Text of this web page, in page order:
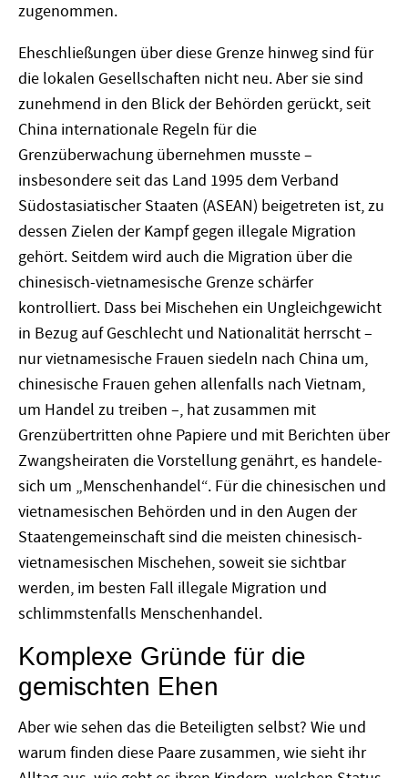
zugenommen.
Eheschließungen über diese Grenze hinweg sind für
die lokalen Gesellschaften nicht neu. Aber sie sind
zunehmend in den Blick der Behörden gerückt, seit
China internationale Regeln für die
Grenzüberwachung übernehmen musste –
insbesondere seit das Land 1995 dem Verband
Südost­asiatischer Staaten (ASEAN) beigetreten ist, zu
dessen Zielen der Kampf gegen illegale Migration
gehört. Seitdem wird auch die Migration über die
chinesisch-vietnamesische Grenze schärfer
kontrolliert. Dass bei Mischehen ein Ungleichgewicht
in Bezug auf Geschlecht und Nationalität herrscht –
nur vietnamesische Frauen siedeln nach China um,
chinesische Frauen gehen allenfalls nach Vietnam,
um Handel zu treiben –, hat zusammen mit
Grenzübertritten ohne Papiere und mit Berichten über
Zwangsheiraten die Vorstellung genährt, es handele­
sich um „Menschenhandel“. Für die chinesischen und
vietnamesischen Behörden und in den Augen der
Staatengemeinschaft sind die meisten chinesisch-
vietnamesischen Mischehen, soweit sie sichtbar
werden, im besten Fall illegale Migration und
schlimmstenfalls Menschenhandel.
Komplexe Gründe für die
gemischten Ehen
Aber wie sehen das die Beteiligten selbst? Wie und
warum finden diese Paare zusammen, wie sieht ihr